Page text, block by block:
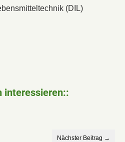
(DIL)
interessieren::
Nächster Beitrag →